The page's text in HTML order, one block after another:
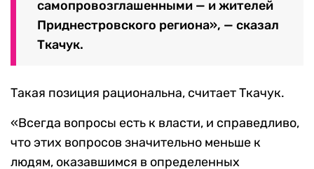
самопровозглашенными — и жителей
Приднестровского региона», — сказал
Ткачук.
Такая позиция рациональна, считает Ткачук.
«Всегда вопросы есть к власти, и справедливо,
что этих вопросов значительно меньше к
людям, оказавшимся в определенных